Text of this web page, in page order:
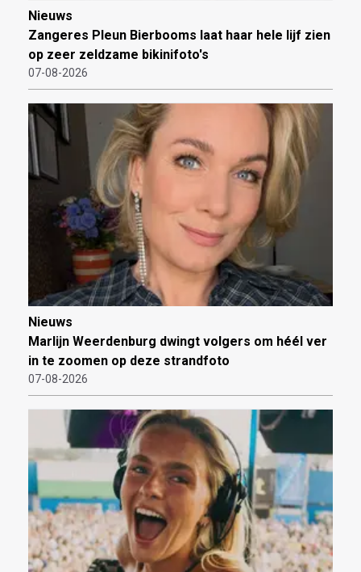
Nieuws
Zangeres Pleun Bierbooms laat haar hele lijf zien
op zeer zeldzame bikinifoto's
07-08-2026
Nieuws
Marlijn Weerdenburg dwingt volgers om héél ver
in te zoomen op deze strandfoto
07-08-2026